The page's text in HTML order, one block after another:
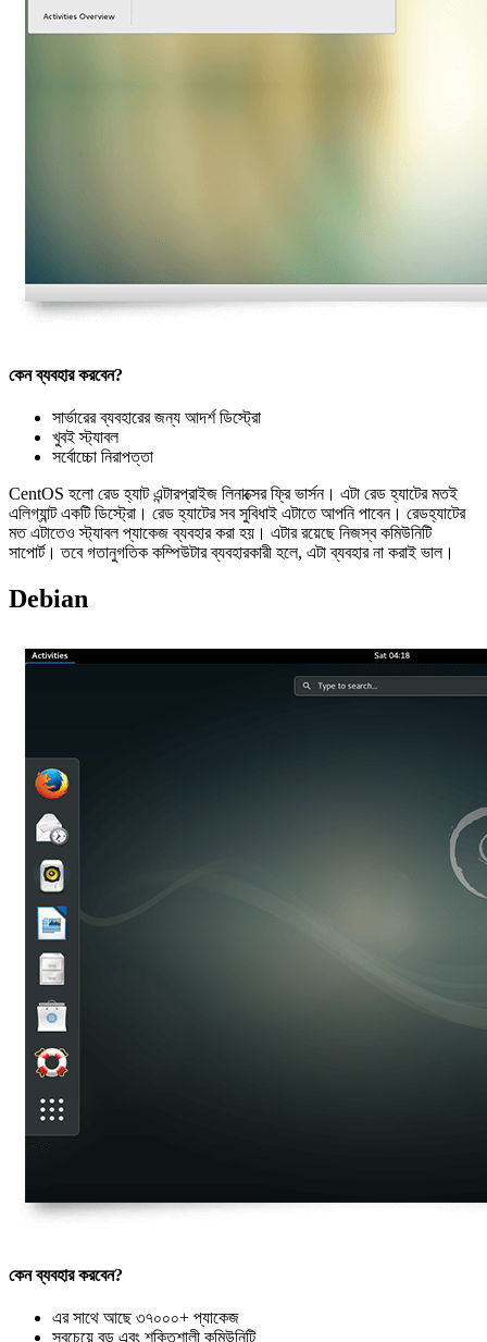
কেন ব্যবহার করবেন?
সার্ভারের ব্যবহারের জন্য আদর্শ ডিস্ট্রো
খুবই স্ট্যাবল
সর্বোচ্চো নিরাপত্তা
CentOS হলো রেড হ্যাট এন্টারপ্রাইজ লিনাক্সের ফ্রি ভার্সন। এটা রেড হ্যাটের মতই
এলিগ্যান্ট একটি ডিস্ট্রো। রেড হ্যাটের সব সুবিধাই এটাতে আপনি পাবেন। রেডহ্যাটের
মত এটাতেও স্ট্যাবল প্যাকেজ ব্যবহার করা হয়। এটার রয়েছে নিজস্ব কমিউনিটি
সাপোর্ট। তবে গতানুগতিক কম্পিউটার ব্যবহারকারী হলে, এটা ব্যবহার না করাই ভাল।
Debian
কেন ব্যবহার করবেন?
এর সাথে আছে ৩৭০০০+ প্যাকেজ
সবচেয়ে বড় এবং শক্তিশালী কমিউনিটি